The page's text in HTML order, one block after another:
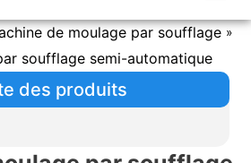
de moulage par soufflage »
soufflage semi-automatique
des produits